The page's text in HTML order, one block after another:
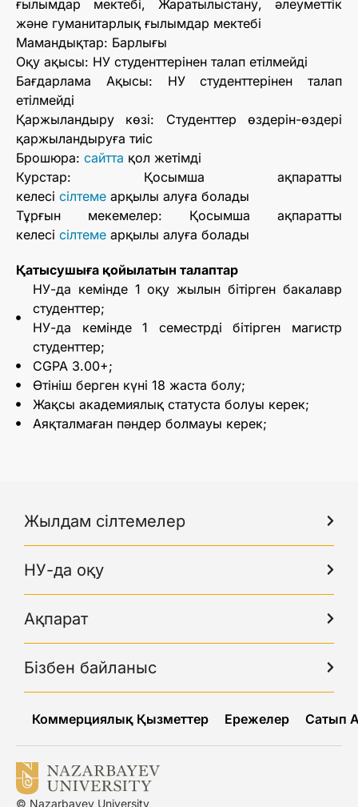
ғылымдар мектебі, Жаратылыстану, әлеуметтік
және гуманитарлық ғылымдар мектебі
Мамандықтар: Барлығы
Оқу ақысы: НУ студенттерінен талап етілмейді
Бағдарлама Ақысы: НУ студенттерінен талап
етілмейді
Қаржыландыру көзі: Студенттер өздерін-өздері
қаржыландыруға тиіс
Брошюра: сайтта қол жетімді
Курстар: Қосымша ақпаратты
келесі сілтеме арқылы алуға болады
Тұрғын мекемелер: Қосымша ақпаратты
келесі сілтеме арқылы алуға болады
Қатысушыға қойылатын талаптар
НУ-да кемінде 1 оқу жылын бітірген бакалавр
студенттер;
НУ-да кемінде 1 семестрді бітірген магистр
студенттер;
CGPA 3.00+;
Өтініш берген күні 18 жаста болу;
Жақсы академиялық статуста болуы керек;
Аяқталмаған пәндер болмауы керек;
Жылдам сілтемелер
НУ-да оқу
Ақпарат
Бізбен байланыс
Коммерциялық Қызметтер Ережелер Сатып
© Nazarbayev University